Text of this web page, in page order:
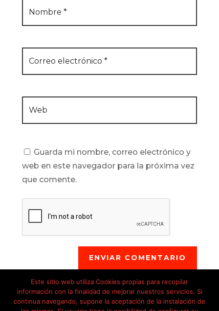
Guarda mi nombre, correo electrónico y
web en este navegador para la próxima vez
que comente.
ENVIAR COMENTARIO
Este sitio web utiliza Cookies propias para recopilar
información con la finalidad de mejorar nuestros servicios. Si
continua navegando, supone la aceptación de la instalación de